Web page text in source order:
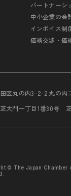
パートナーシ
中小企業の会
インボイス制
価格交渉・価
区丸の内3-2-2 丸の内
大門一丁目1番30号
© The Japan Chamber